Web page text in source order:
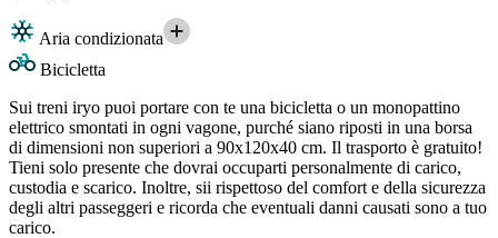
Aria condizionata
Bicicletta
Sui treni iryo puoi portare con te una bicicletta o un monopattino
elettrico smontati in ogni vagone, purché siano riposti in una borsa
di dimensioni non superiori a 90x120x40 cm. Il trasporto è gratuito!
Tieni solo presente che dovrai occuparti personalmente di carico,
custodia e scarico. Inoltre, sii rispettoso del comfort e della sicurezza
degli altri passeggeri e ricorda che eventuali danni causati sono a tuo
carico.